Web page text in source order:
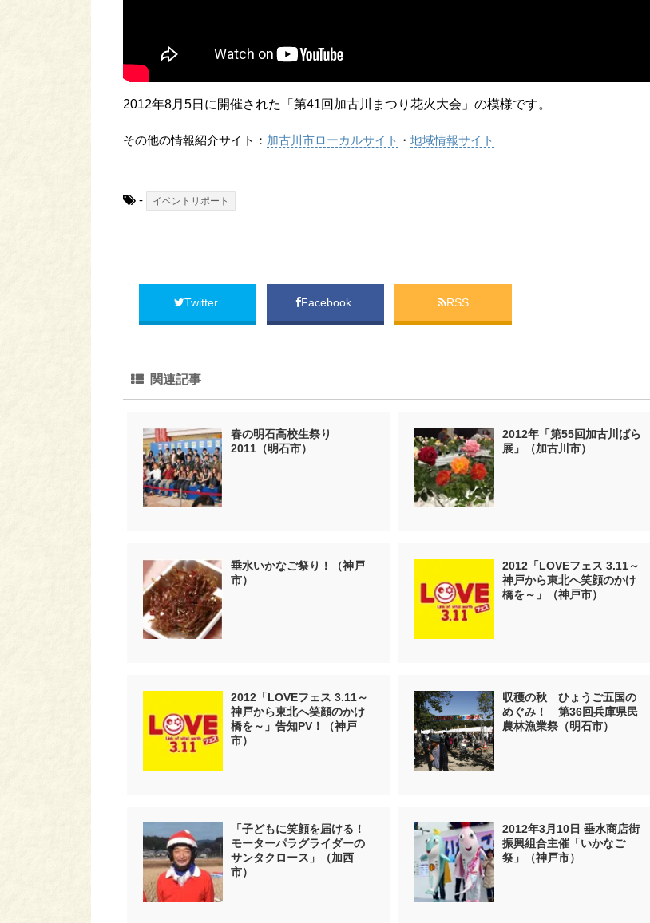
2012年8月5日に開催された「第41回加古川まつり花火大会」の模様です。
その他の情報紹介サイト： 加古川市ローカルサイト ・ 地域情報サイト
- イベントリポート
Twitter Facebook RSS
関連記事
春の明石高校生祭り
2011（明石市）
2012年「第55回加古川ばら
展」（加古川市）
垂水いかなご祭り！（神戸
市）
2012「LOVEフェス 3.11～
神戸から東北へ笑顔のかけ
橋を～」（神戸市）
2012「LOVEフェス 3.11～
神戸から東北へ笑顔のかけ
橋を～」告知PV！（神戸
市）
収穫の秋 ひょうご五国の
めぐみ！ 第36回兵庫県民
農林漁業祭（明石市）
「子どもに笑顔を届ける！
モーターパラグライダーの
サンタクロース」（加西
市）
2012年3月10日 垂水商店街
振興組合主催「いかなご
祭」（神戸市）